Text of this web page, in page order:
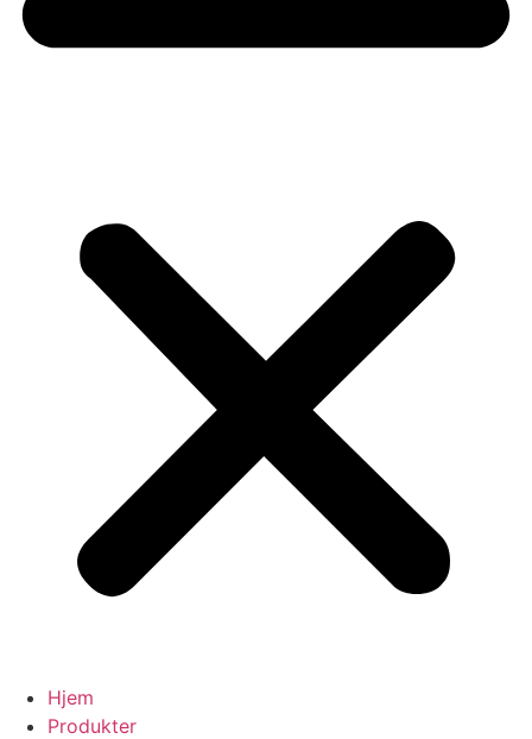
Hjem
Produkter